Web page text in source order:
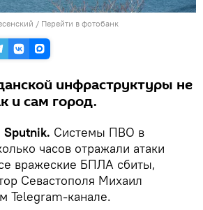
/ Перейти в фотобанк
инфраструктуры не
и сам город.
Системы ПВО в
часов отражали атаки
вражеские БПЛА сбиты,
Севастополя Михаил
Telegram-канале.